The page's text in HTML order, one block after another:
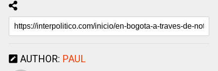
AUTHOR: PAUL